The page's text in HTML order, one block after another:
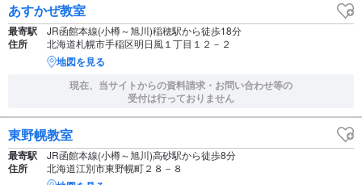
あすかぜ教室
最寄駅 JR函館本線(小樽～旭川)稲穂駅から徒歩18分
住所 北海道札幌市手稲区明日風１丁目１２－２
地図を見る
現在、当サイトからの資料請求・お問い合わせ等の
受付は行っておりません
東野幌教室
最寄駅 JR函館本線(小樽～旭川)高砂駅から徒歩8分
住所 北海道江別市東野幌町２８－８